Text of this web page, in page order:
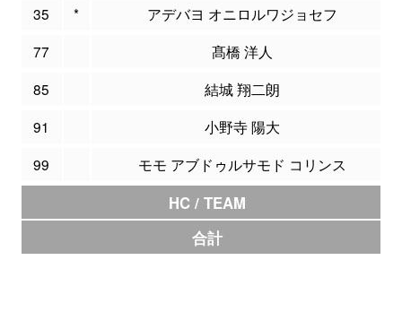
35
*
アデバヨ オニロルワジョセフ
77
髙橋 洋人
85
結城 翔二朗
91
小野寺 陽大
99
モモ アブドゥルサモド コリンス
HC / TEAM
合計